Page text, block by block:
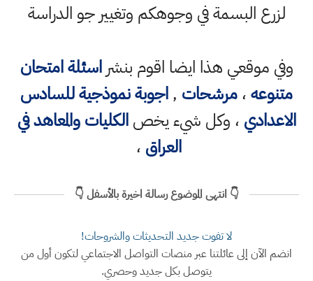
لزرع البسمة في وجوهكم وتغيير جو الدراسة
وفي موقعي هذا ايضا اقوم بنشراسئلة امتحان
متنوعه،مرشحات ,اجوبة نموذجية للسادس
الاعدادي ، وكل شيء يخصالكليات والمعاهد في
العراق ،
👇 انتهى الموضوع رسالة اخيرة بالأسفل 👇
لا تفوت جديد التحديثات والشروحات!
انضم الآن إلى عائلتنا عبر منصات التواصل الاجتماعي لتكون أول من
يتوصل بكل جديد وحصري.